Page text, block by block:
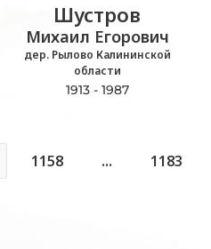
Шустров
Михаил Егорович
дер. Рылово Калининской
области
1913 - 1987
1158 ... 1183